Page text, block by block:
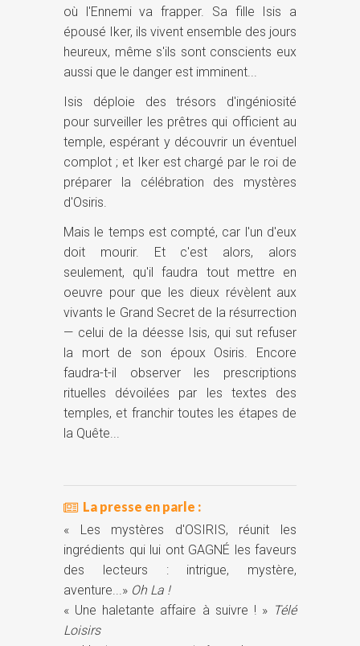
où l'Ennemi va frapper. Sa fille Isis a
épousé Iker, ils vivent ensemble des jours
heureux, même s'ils sont conscients eux
aussi que le danger est imminent...
Isis déploie des trésors d'ingéniosité
pour surveiller les prêtres qui officient au
temple, espérant y découvrir un éventuel
complot ; et Iker est chargé par le roi de
préparer la célébration des mystères
d'Osiris.
Mais le temps est compté, car l'un d'eux
doit mourir. Et c'est alors, alors
seulement, qu'il faudra tout mettre en
oeuvre pour que les dieux révèlent aux
vivants le Grand Secret de la résurrection
— celui de la déesse Isis, qui sut refuser
la mort de son époux Osiris. Encore
faudra-t-il observer les prescriptions
rituelles dévoilées par les textes des
temples, et franchir toutes les étapes de
la Quête...
La presse en parle :
« Les mystères d'OSIRIS, réunit les
ingrédients qui lui ont GAGNÉ les faveurs
des lecteurs : intrigue, mystère,
aventure...» Oh La !
« Une haletante affaire à suivre ! » Télé
Loisirs